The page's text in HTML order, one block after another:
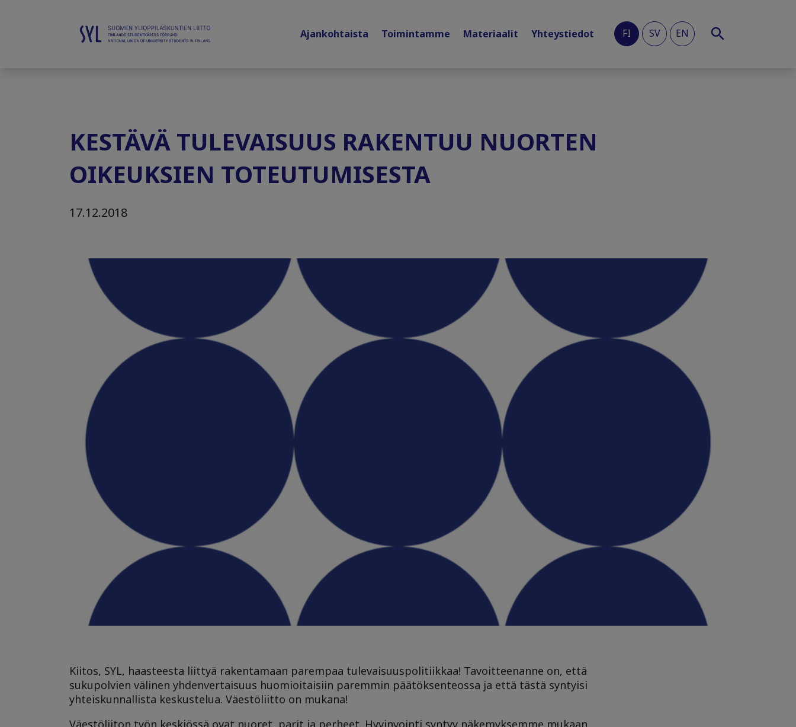
Ajankohtaista Toimintamme Materiaalit Yhteystiedot FI SV EN
KESTÄVÄ TULEVAISUUS RAKENTUU NUORTEN
OIKEUKSIEN TOTEUTUMISESTA
17.12.2018
Kiitos, SYL, haasteesta liittyä rakentamaan parempaa tulevaisuuspolitiikkaa! Tavoitteenanne on, että
sukupolvien välinen yhdenvertaisuus huomioitaisiin paremmin päätöksenteossa ja että tästä syntyisi
yhteiskunnallista keskustelua. Väestöliitto on mukana!
Väestöliiton työn keskiössä ovat nuoret, parit ja perheet. Hyvinvointi syntyy näkemyksemme mukaan